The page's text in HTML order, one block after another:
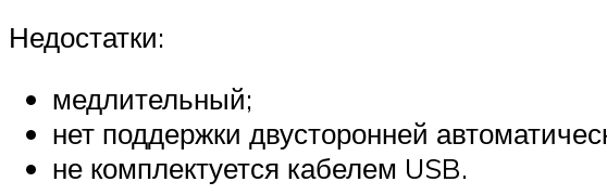
Недостатки:
медлительный;
нет поддержки двусторонней
не комплектуется кабелем USB.